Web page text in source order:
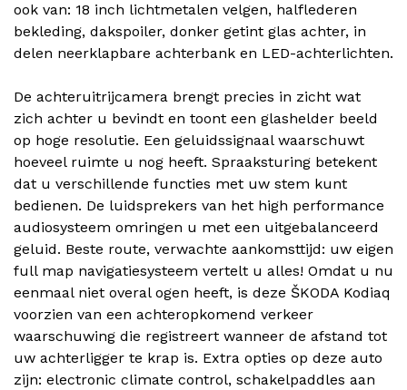
ook van: 18 inch lichtmetalen velgen, halflederen
bekleding, dakspoiler, donker getint glas achter, in
delen neerklapbare achterbank en LED-achterlichten.
De achteruitrijcamera brengt precies in zicht wat
zich achter u bevindt en toont een glashelder beeld
op hoge resolutie. Een geluidssignaal waarschuwt
hoeveel ruimte u nog heeft. Spraaksturing betekent
dat u verschillende functies met uw stem kunt
bedienen. De luidsprekers van het high performance
audiosysteem omringen u met een uitgebalanceerd
geluid. Beste route, verwachte aankomsttijd: uw eigen
full map navigatiesysteem vertelt u alles! Omdat u nu
eenmaal niet overal ogen heeft, is deze ŠKODA Kodiaq
voorzien van een achteropkomend verkeer
waarschuwing die registreert wanneer de afstand tot
uw achterligger te krap is. Extra opties op deze auto
zijn: electronic climate control, schakelpaddles aan